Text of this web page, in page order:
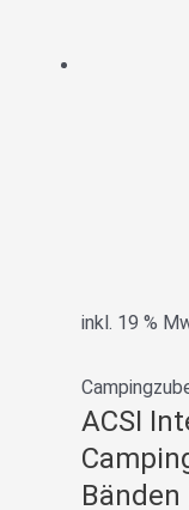
inkl. 19 %
ACSI